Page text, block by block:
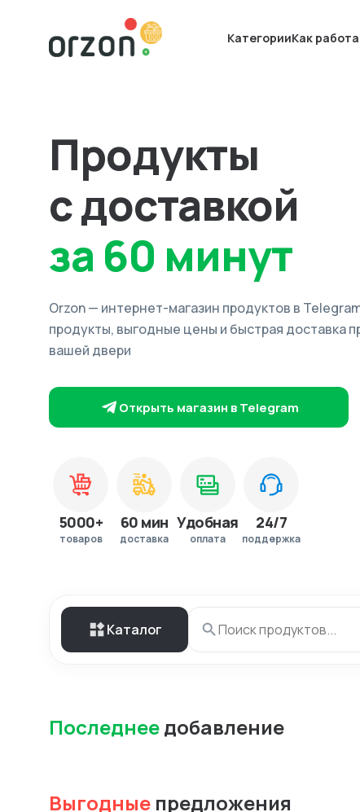
КатегорииКак
Продукты
с доставкой
за 60 минут
Orzon — интернет-магазин продуктов в
продукты, выгодные цены и быстрая доставка
вашей двери
Открыть магазин в Telegram
5000+
товаров
60 мин
доставка
Удобная
оплата
24/7
поддержка
Каталог
Последнеедобавление
Выгодные предложения